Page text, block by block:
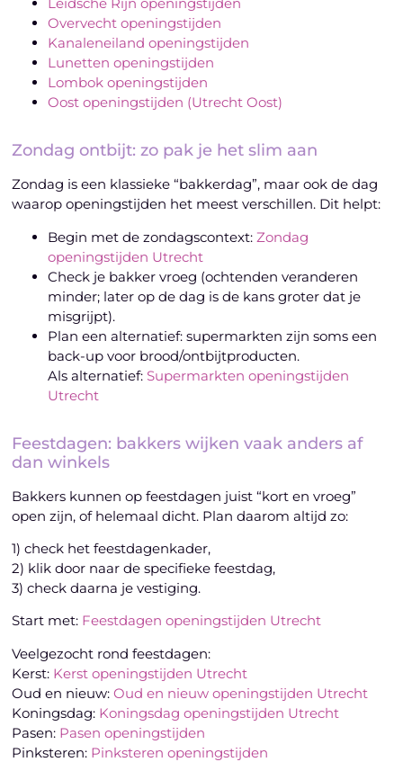
Overvecht openingstijden
Kanaleneiland openingstijden
Lunetten openingstijden
Lombok openingstijden
Oost openingstijden (Utrecht Oost)
Zondag ontbijt: zo pak je het slim aan
Zondag is een klassieke “bakkerdag”, maar ook de dag
waarop openingstijden het meest verschillen. Dit helpt:
Begin met de zondagscontext: Zondag
openingstijden Utrecht
Check je bakker vroeg (ochtenden veranderen
minder; later op de dag is de kans groter dat je
misgrijpt).
Plan een alternatief: supermarkten zijn soms een
back-up voor brood/ontbijtproducten.
Als alternatief: Supermarkten openingstijden
Utrecht
Feestdagen: bakkers wijken vaak anders af
dan winkels
Bakkers kunnen op feestdagen juist “kort en vroeg”
open zijn, of helemaal dicht. Plan daarom altijd zo:
1) check het feestdagenkader,
2) klik door naar de specifieke feestdag,
3) check daarna je vestiging.
Start met: Feestdagen openingstijden Utrecht
Veelgezocht rond feestdagen:
Kerst: Kerst openingstijden Utrecht
Oud en nieuw:Oud en nieuw openingstijden Utrecht
Koningsdag: Koningsdag openingstijden Utrecht
Pasen: Pasen openingstijden
Pinksteren: Pinksteren openingstijden